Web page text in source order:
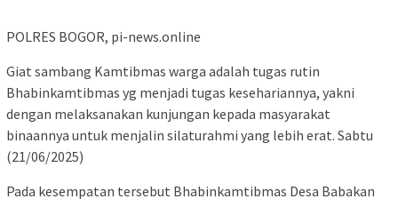
POLRES BOGOR, pi-news.online
Giat sambang Kamtibmas warga adalah tugas rutin
Bhabinkamtibmas yg menjadi tugas kesehariannya, yakni
dengan melaksanakan kunjungan kepada masyarakat
binaannya untuk menjalin silaturahmi yang lebih erat. Sabtu
(21/06/2025)
Pada kesempatan tersebut Bhabinkamtibmas Desa Babakan